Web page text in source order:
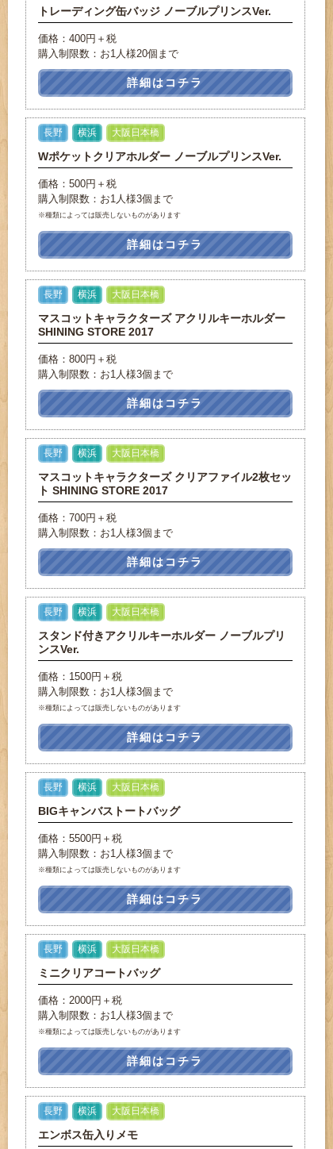
トレーディング缶バッジ ノーブルプリンスVer.
価格：400円＋税
購入制限数：お1人様20個まで
詳細はコチラ
長野 横浜 大阪日本橋
Wポケットクリアホルダー ノーブルプリンスVer.
価格：500円＋税
購入制限数：お1人様3個まで
※種類によっては販売しないものがあります
詳細はコチラ
長野 横浜 大阪日本橋
マスコットキャラクターズ アクリルキーホルダー
SHINING STORE 2017
価格：800円＋税
購入制限数：お1人様3個まで
詳細はコチラ
長野 横浜 大阪日本橋
マスコットキャラクターズ クリアファイル2枚セッ
ト SHINING STORE 2017
価格：700円＋税
購入制限数：お1人様3個まで
詳細はコチラ
長野 横浜 大阪日本橋
スタンド付きアクリルキーホルダー ノーブルプリ
ンスVer.
価格：1500円＋税
購入制限数：お1人様3個まで
※種類によっては販売しないものがあります
詳細はコチラ
長野 横浜 大阪日本橋
BIGキャンバストートバッグ
価格：5500円＋税
購入制限数：お1人様3個まで
※種類によっては販売しないものがあります
詳細はコチラ
長野 横浜 大阪日本橋
ミニクリアコートバッグ
価格：2000円＋税
購入制限数：お1人様3個まで
※種類によっては販売しないものがあります
詳細はコチラ
長野 横浜 大阪日本橋
エンボス缶入りメモ